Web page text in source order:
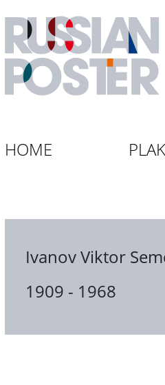
HOME
Ivanov Viktor
1909 - 1968